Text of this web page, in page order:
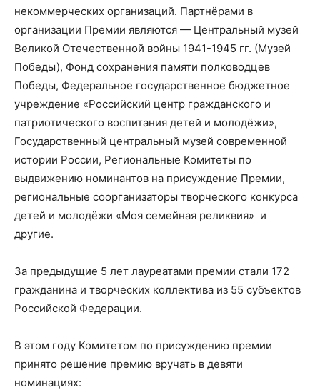
некоммерческих организаций. Партнёрами в
организации Премии являются — Центральный музей
Великой Отечественной войны 1941-1945 гг. (Музей
Победы), Фонд сохранения памяти полководцев
Победы, Федеральное государственное бюджетное
учреждение «Российский центр гражданского и
патриотического воспитания детей и молодёжи»,
Государственный центральный музей современной
истории России, Региональные Комитеты по
выдвижению номинантов на присуждение Премии,
региональные соорганизаторы творческого конкурса
детей и молодёжи «Моя семейная реликвия» и
другие.
За предыдущие 5 лет лауреатами премии стали 172
гражданина и творческих коллектива из 55 субъектов
Российской Федерации.
В этом году Комитетом по присуждению премии
принято решение премию вручать в девяти
номинациях: